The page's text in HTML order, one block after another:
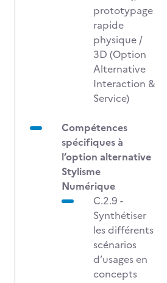
prototypage
rapide
physique /
3D (Option
Alternative
Interaction &
Service)
Compétences
spécifiques à
l’option alternative
Stylisme
Numérique
C.2.9 -
Synthétiser
les différents
scénarios
d’usages en
concepts